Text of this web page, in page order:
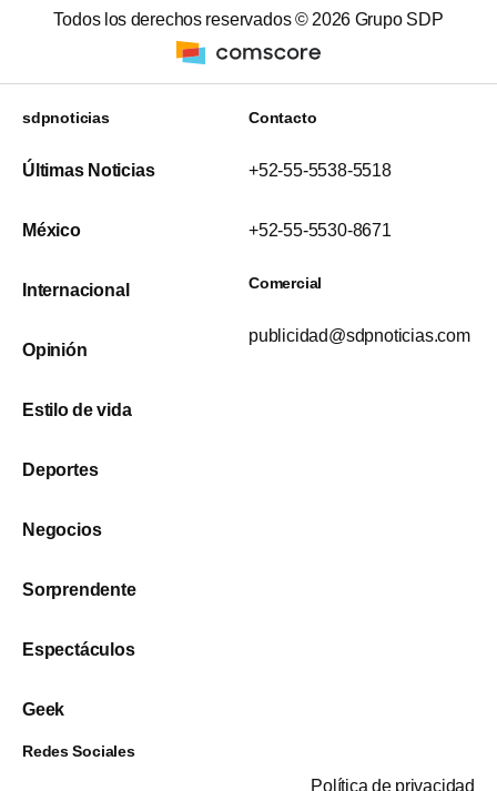
Todos los derechos reservados © 2026 Grupo SDP
sdpnoticias
Últimas Noticias
México
Internacional
Opinión
Estilo de vida
Deportes
Negocios
Sorprendente
Espectáculos
Geek
Contacto
+52-55-5538-5518
+52-55-5530-8671
Comercial
publicidad@sdpnoticias.com
Redes Sociales
Política de privacidad